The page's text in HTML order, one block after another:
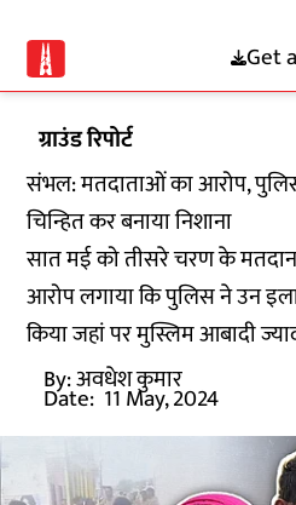
Get
ग्राउंड रिपोर्ट
संभल: मतदाताओं का आरोप,
चिन्हित कर बनाया निशाना
सात मई को तीसरे चरण के
आरोप लगाया कि पुलिस ने उन
किया जहां पर मुस्लिम आबादी
By:अवधेश कुमार
Date: 11 May, 2024